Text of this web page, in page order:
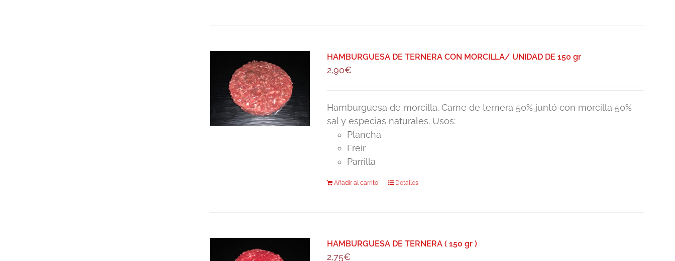
HAMBURGUESA DE TERNERA CON MORCILLA/ UNIDAD DE 150 gr
2,90€
Hamburguesa de morcilla. Carne de ternera 50% juntó con morcilla 50%
sal y especias naturales. Usos:
Plancha
Freír
Parrilla
Añadir al carrito Detalles
HAMBURGUESA DE TERNERA ( 150 gr )
2,75€